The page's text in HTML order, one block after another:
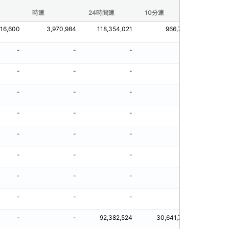
時速 24時間速 10分速
3,970,984 118,354,021 966,726
- - -
- - -
- - -
- - -
- - -
- - -
- - -
- - -
- - 92,382,524 30,641,713